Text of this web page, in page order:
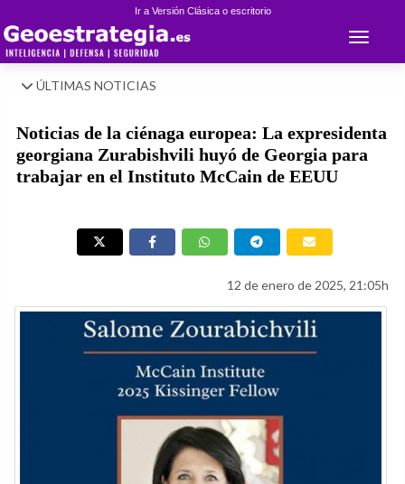
Ir a Versión Clásica o escritorio
Toggle
ÚLTIMAS NOTICIAS
Noticias de la ciénaga europea: La expresidenta
georgiana Zurabishvili huyó de Georgia para
trabajar en el Instituto McCain de EEUU
12 de enero de 2025, 21:05h